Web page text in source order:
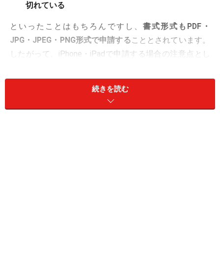
切れている
といったことはもちろんですし、 書式形式もPDF・
JPG・JPEG・PNG形式で申請することとされています。
したがって、iPhone・iPadで申請する場合の注意点とし
「JPEG」から「HEIF」に変更されていますので、これ
らの機種で画像撮影した場合、「HEIF」で写真が保存さ
れ、申請に添付することはできません。対応方法として
続きを読む